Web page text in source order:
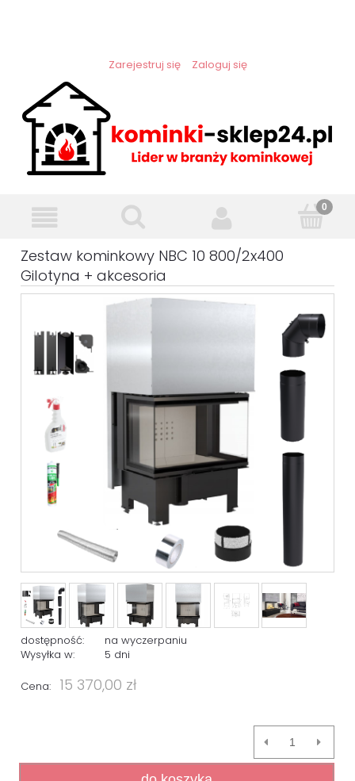
Zarejestruj się Zaloguj się
Zestaw kominkowy NBC 10 800/2x400
Gilotyna + akcesoria
dostępność:
na wyczerpaniu
Wysyłka w:
5 dni
Cena: 15 370,00 zł